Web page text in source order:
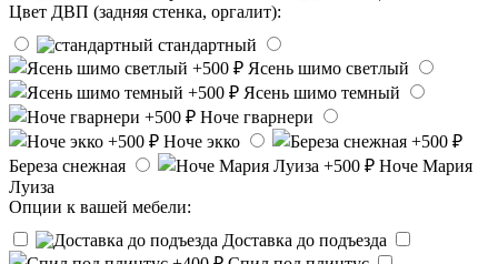
Цвет ДВП (задняя стенка, оргалит):
стандартный
Ясень шимо светлый
Ясень шимо темный
Ноче гварнери
Ноче экко
Береза снежная
Ноче Мария
Луиза
Опции к вашей мебели:
Доставка до подъезда